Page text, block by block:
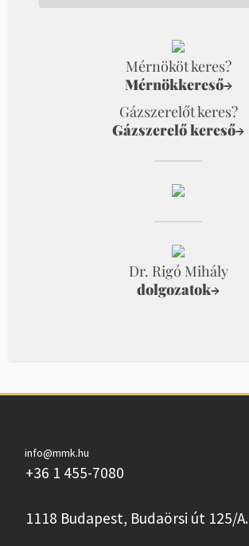
Mérnököt keres?
Mérnökkereső→
Gázszerelőt keres?
Gázszerelő kereső→
Dr. Rigó Mihály
dolgozatok→
info@mmk.hu
+36 1 455-7080
1118 Budapest, Budaörsi út 125/A.